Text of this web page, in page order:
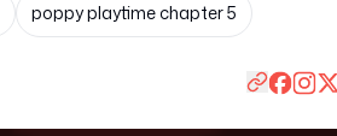
poppy playtime chapter 5